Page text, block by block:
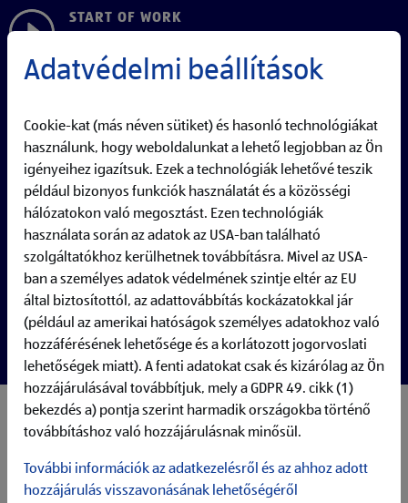
START OF WORK
EMPLOYMENT TYPE
Your responsibilities:
Administer, maintain, and support Microsoft Active
Directory services
Policy Objects
Adatvédelmi beállítások
Cookie-kat (más néven sütiket) és hasonló technológiákat
használunk, hogy weboldalunkat a lehető legjobban az Ön
igényeihez igazítsuk. Ezek a technológiák lehetővé teszik
például bizonyos funkciók használatát és a közösségi
hálózatokon való megosztást. Ezen technológiák
használata során az adatok az USA-ban található
szolgáltatókhoz kerülhetnek továbbításra. Mivel az USA-
ban a személyes adatok védelmének szintje eltér az EU
által biztosítottól, az adattovábbítás kockázatokkal jár
(például az amerikai hatóságok személyes adatokhoz való
hozzáférésének lehetősége és a korlátozott jogorvoslati
lehetőségek miatt). A fenti adatokat csak és kizárólag az Ön
hozzájárulásával továbbítjuk, mely a GDPR 49. cikk (1)
bekezdés a) pontja szerint harmadik országokba történő
továbbításhoz való hozzájárulásnak minősül.
További információk az adatkezelésről és az ahhoz adott
hozzájárulás visszavonásának lehetőségéről